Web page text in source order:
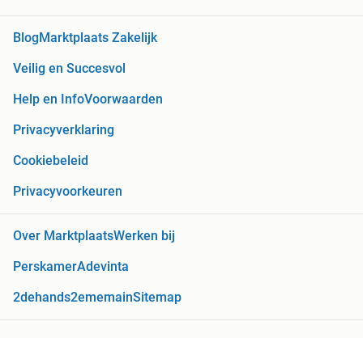
Blog Marktplaats Zakelijk
Veilig en Succesvol
Help en InfoVoorwaarden
Privacyverklaring
Cookiebeleid
Privacyvoorkeuren
Over MarktplaatsWerken bij
PerskamerAdevinta
2dehands2ememainSitemap